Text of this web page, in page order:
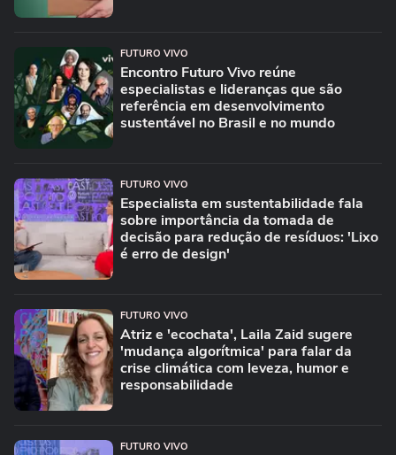
FUTURO VIVO
Encontro Futuro Vivo reúne
especialistas e lideranças que são
referência em desenvolvimento
sustentável no Brasil e no mundo
FUTURO VIVO
Especialista em sustentabilidade fala
sobre importância da tomada de
decisão para redução de resíduos: 'Lixo
é erro de design'
FUTURO VIVO
Atriz e 'ecochata', Laila Zaid sugere
'mudança algorítmica' para falar da
crise climática com leveza, humor e
responsabilidade
FUTURO VIVO